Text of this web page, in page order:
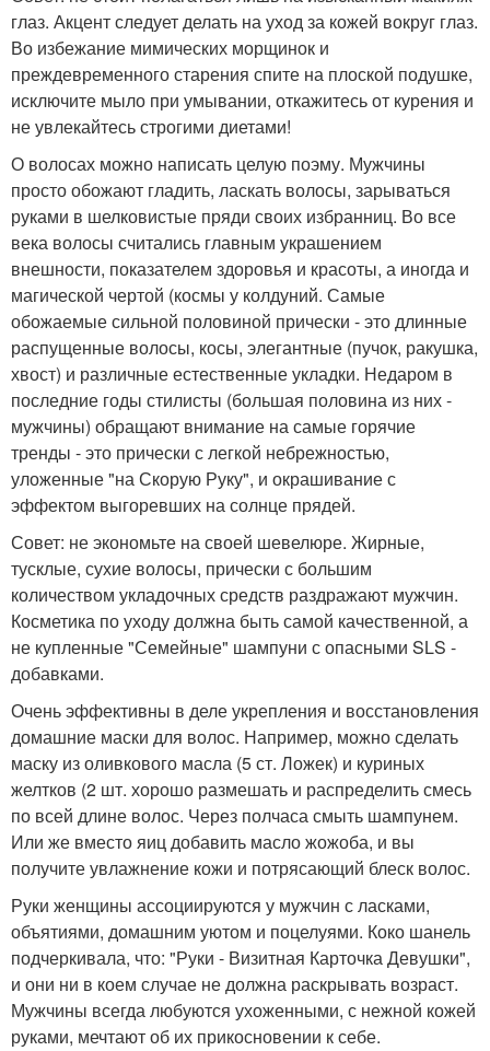
глаз. Акцент следует делать на уход за кожей вокруг глаз.
Во избежание мимических морщинок и
преждевременного старения спите на плоской подушке,
исключите мыло при умывании, откажитесь от курения и
не увлекайтесь строгими диетами!
О волосах можно написать целую поэму. Мужчины
просто обожают гладить, ласкать волосы, зарываться
руками в шелковистые пряди своих избранниц. Во все
века волосы считались главным украшением
внешности, показателем здоровья и красоты, а иногда и
магической чертой (космы у колдуний. Самые
обожаемые сильной половиной прически - это длинные
распущенные волосы, косы, элегантные (пучок, ракушка,
хвост) и различные естественные укладки. Недаром в
последние годы стилисты (большая половина из них -
мужчины) обращают внимание на самые горячие
тренды - это прически с легкой небрежностью,
уложенные "на Скорую Руку", и окрашивание с
эффектом выгоревших на солнце прядей.
Совет: не экономьте на своей шевелюре. Жирные,
тусклые, сухие волосы, прически с большим
количеством укладочных средств раздражают мужчин.
Косметика по уходу должна быть самой качественной, а
не купленные "Семейные" шампуни с опасными SLS -
добавками.
Очень эффективны в деле укрепления и восстановления
домашние маски для волос. Например, можно сделать
маску из оливкового масла (5 ст. Ложек) и куриных
желтков (2 шт. хорошо размешать и распределить смесь
по всей длине волос. Через полчаса смыть шампунем.
Или же вместо яиц добавить масло жожоба, и вы
получите увлажнение кожи и потрясающий блеск волос.
Руки женщины ассоциируются у мужчин с ласками,
объятиями, домашним уютом и поцелуями. Коко шанель
подчеркивала, что: "Руки - Визитная Карточка Девушки",
и они ни в коем случае не должна раскрывать возраст.
Мужчины всегда любуются ухоженными, с нежной кожей
руками, мечтают об их прикосновении к себе.